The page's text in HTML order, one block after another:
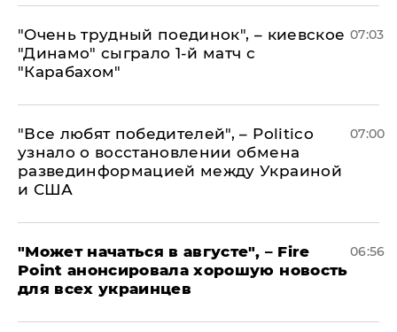
"Очень трудный поединок", – киевское
"Динамо" сыграло 1-й матч с
"Карабахом"
07:03
​"Все любят победителей", – Politico
узнало о восстановлении обмена
развединформацией между Украиной
и США
07:00
"Может начаться в августе", – Fire
Point анонсировала хорошую новость
для всех украинцев
06:56